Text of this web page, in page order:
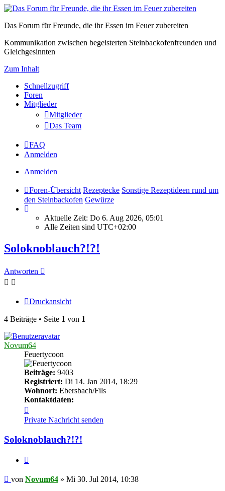
Das Forum für Freunde, die ihr Essen im Feuer zubereiten
Kommunikation zwischen begeisterten Steinbackofenfreunden und
Gleichgesinnten
Zum Inhalt
Schnellzugriff
Foren
Mitglieder
Mitglieder
Das Team
FAQ
Anmelden
Anmelden
Foren-Übersicht Rezeptecke Sonstige Rezeptideen rund um
den Steinbackofen Gewürze
Aktuelle Zeit: Do 6. Aug 2026, 05:01
Alle Zeiten sind UTC+02:00
Soloknoblauch?!?!
Antworten
Druckansicht
4 Beiträge • Seite 1 von 1
Novum64
Feuertycoon
Beiträge: 9403
Registriert: Di 14. Jan 2014, 18:29
Wohnort: Ebersbach/Fils
Kontaktdaten:
von
Novum64
Private Nachricht senden
Soloknoblauch?!?!
Beitrag
von Novum64 » Mi 30. Jul 2014, 10:38